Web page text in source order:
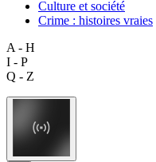
Culture et société
Crime : histoires vraies
A - H
I - P
Q - Z